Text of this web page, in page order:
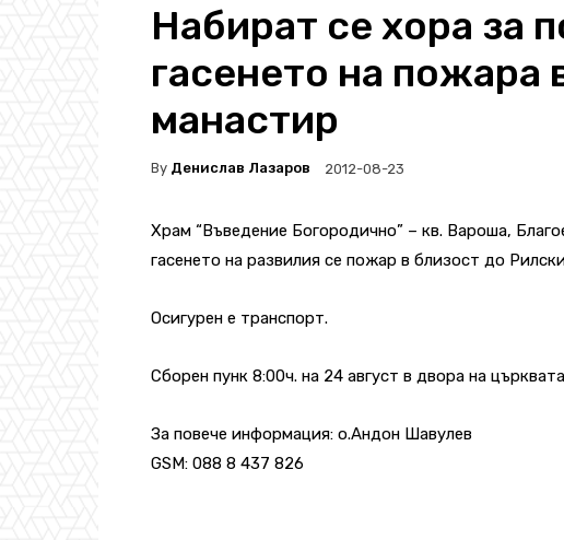
Набират се хора за
гасенето на пожара
манастир
By Денислав Лазаров 2012-08-23
Храм “Въведение Богородично” – кв. Вароша,
гасенето на развилия се пожар в близост до
Осигурен е транспорт.
Сборен пунк 8:00ч. на 24 август в двора на
За повече информация: о.Андон Шавулев
GSM: 088 8 437 826